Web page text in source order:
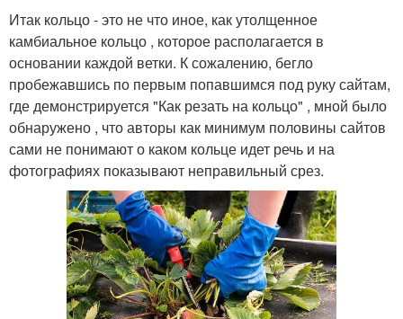
Итак кольцо - это не что иное, как утолщенное
камбиальное кольцо , которое располагается в
основании каждой ветки. К сожалению, бегло
пробежавшись по первым попавшимся под руку сайтам,
где демонстрируется "Как резать на кольцо" , мной было
обнаружено , что авторы как минимум половины сайтов
сами не понимают о каком кольце идет речь и на
фотографиях показывают неправильный срез.